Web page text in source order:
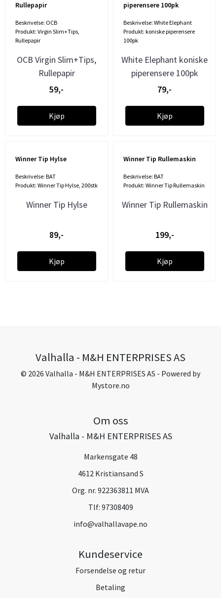
Rullepapir
Beskrivelse: OCB
Produkt: Virgin Slim+Tips,
Rullepapir
OCB Virgin Slim+Tips,
Rullepapir
59,-
Kjøp
piperensere 100pk
Beskrivelse: White Elephant
Produkt: koniske piperensere
100pk
White Elephant koniske
piperensere 100pk
79,-
Kjøp
Winner Tip Hylse
Beskrivelse: BAT
Produkt: Winner Tip Hylse, 200stk
Winner Tip Hylse
89,-
Kjøp
Winner Tip Rullemaskin
Beskrivelse: BAT
Produkt: Winner Tip Rullemaskin
Winner Tip Rullemaskin
199,-
Kjøp
Valhalla - M&H ENTERPRISES AS
© 2026 Valhalla - M&H ENTERPRISES AS - Powered by
Mystore.no
Om oss
Valhalla - M&H ENTERPRISES AS
Markensgate 48
4612 Kristiansand S
Org. nr. 922363811 MVA
Tlf: 97308409
info@valhallavape.no
Kundeservice
Forsendelse og retur
Betaling